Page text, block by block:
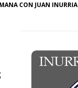
CON JUAN INURRIA